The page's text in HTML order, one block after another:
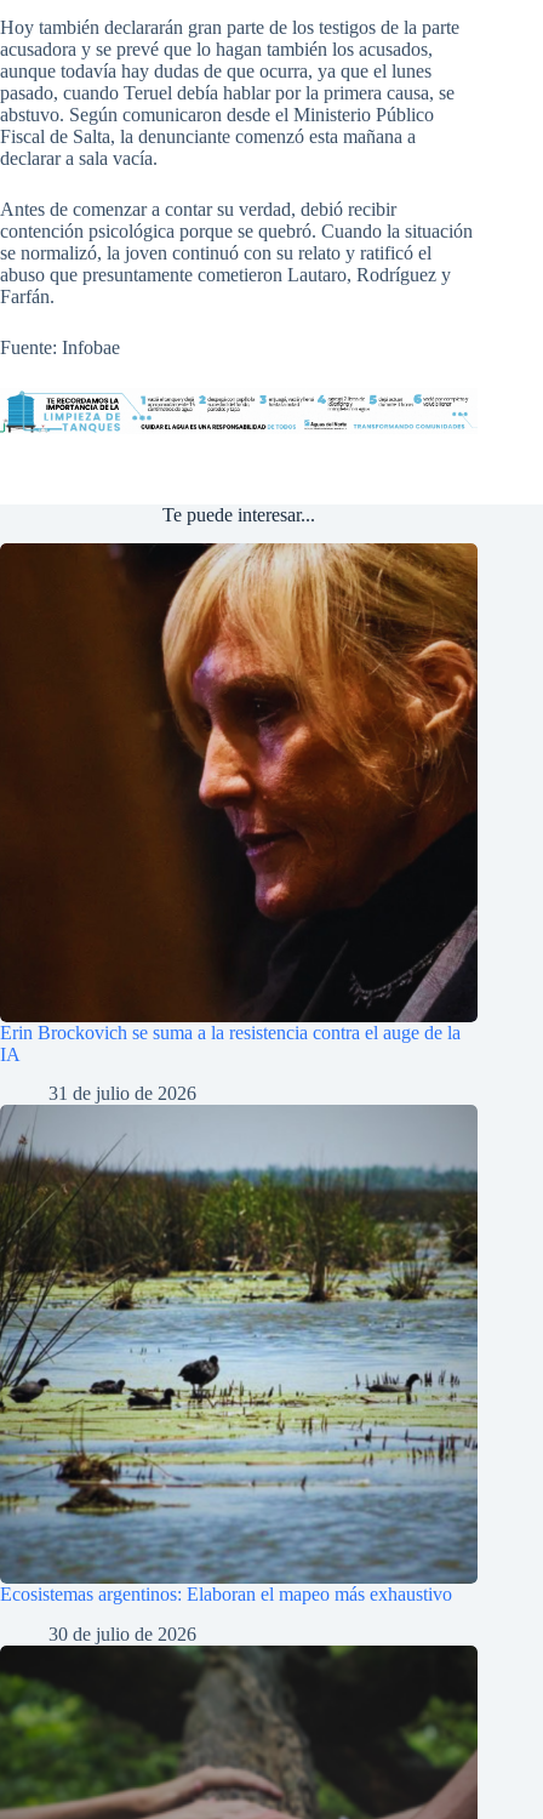
Hoy también declararán gran parte de los testigos de la parte
acusadora y se prevé que lo hagan también los acusados,
aunque todavía hay dudas de que ocurra, ya que el lunes
pasado, cuando Teruel debía hablar por la primera causa, se
abstuvo. Según comunicaron desde el Ministerio Público
Fiscal de Salta, la denunciante comenzó esta mañana a
declarar a sala vacía.
Antes de comenzar a contar su verdad, debió recibir
contención psicológica porque se quebró. Cuando la situación
se normalizó, la joven continuó con su relato y ratificó el
abuso que presuntamente cometieron Lautaro, Rodríguez y
Farfán.
Fuente: Infobae
Te puede interesar...
Erin Brockovich se suma a la resistencia contra el auge de la
IA
31 de julio de 2026
Ecosistemas argentinos: Elaboran el mapeo más exhaustivo
30 de julio de 2026